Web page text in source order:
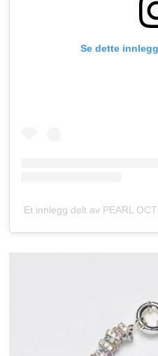
Se dette
Et innlegg delt av PEARL